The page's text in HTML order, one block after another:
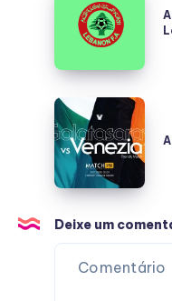
para
Assistir
Premier
League
Assistir
Galatasaray
vs
Venezia
Deixe um